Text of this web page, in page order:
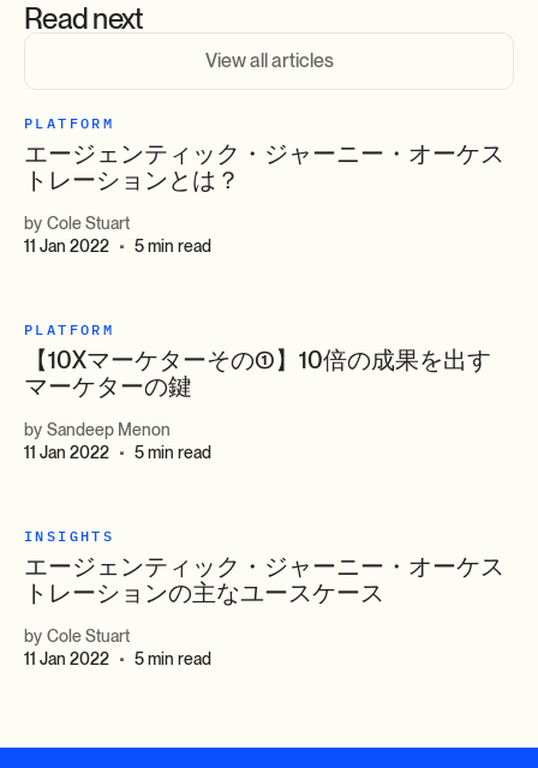
Read next
View all articles
PLATFORM
エージェンティック・ジャーニー・オーケス
トレーションとは？
by Cole Stuart
11 Jan 2022 • 5 min read
PLATFORM
【10Xマーケターその①】10倍の成果を出す
マーケターの鍵
by Sandeep Menon
11 Jan 2022 • 5 min read
INSIGHTS
エージェンティック・ジャーニー・オーケス
トレーションの主なユースケース
by Cole Stuart
11 Jan 2022 • 5 min read